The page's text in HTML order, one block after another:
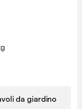
da giardino